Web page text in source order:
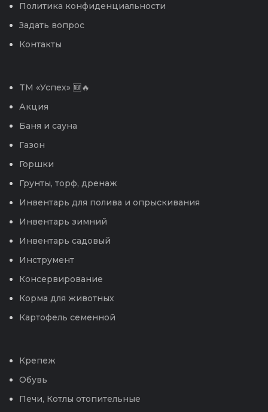
Политика конфиденциальности
Задать вопрос
Контакты
TM «Успех» 🆕🔥
Акция
Баня и сауна
Газон
Горшки
Грунты, торф, дренаж
Инвентарь для полива и опрыскивания
Инвентарь зимний
Инвентарь садовый
Инструмент
Консервирование
Корма для животных
Картофель семенной
Крепеж
Обувь
Печи, Котлы отопительные